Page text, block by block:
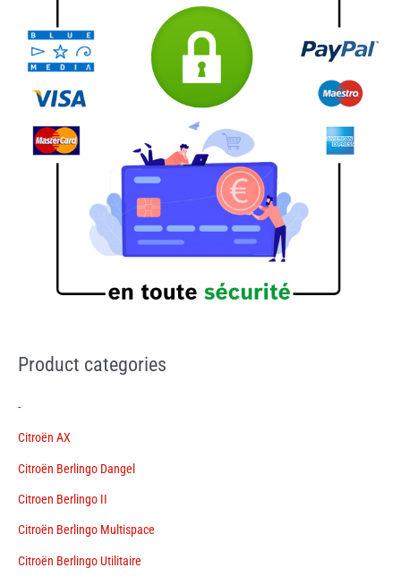
Product categories
-
Citroën AX
Citroën Berlingo Dangel
Citroen Berlingo II
Citroën Berlingo Multispace
Citroën Berlingo Utilitaire